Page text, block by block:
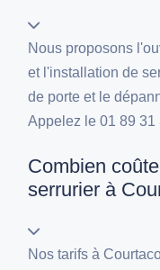
Nous proposons
et l'installation de
de porte et le
Appelez le 01 89 31
Combien
serrurier à
Nos tarifs à